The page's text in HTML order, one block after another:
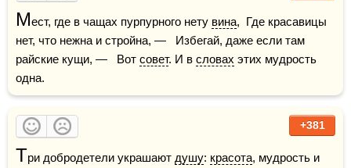
Мест, где в чащах пурпурного нету вина,  Где красавицы
нет, что нежна и стройна, —   Избегай, даже если там
райские кущи, —   Вот совет. И в словах этих мудрость
одна.
+381
Три добродетели украшают душу: красота